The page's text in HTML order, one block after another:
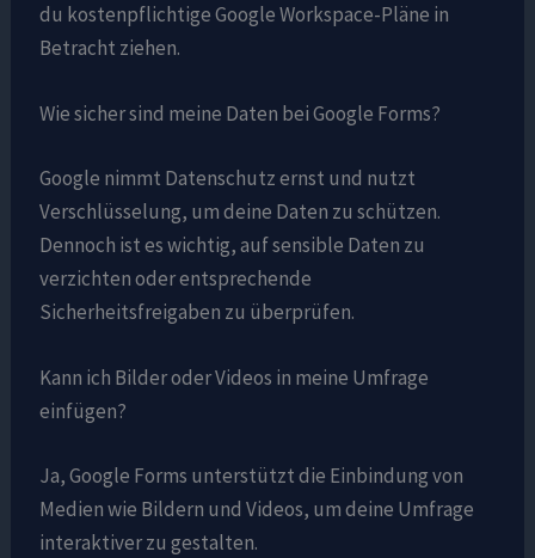
du kostenpflichtige Google Workspace-Pläne in
Betracht ziehen.
Wie sicher sind meine Daten bei Google Forms?
Google nimmt Datenschutz ernst und nutzt
Verschlüsselung, um deine Daten zu schützen.
Dennoch ist es wichtig, auf sensible Daten zu
verzichten oder entsprechende
Sicherheitsfreigaben zu überprüfen.
Kann ich Bilder oder Videos in meine Umfrage
einfügen?
Ja, Google Forms unterstützt die Einbindung von
Medien wie Bildern und Videos, um deine Umfrage
interaktiver zu gestalten.